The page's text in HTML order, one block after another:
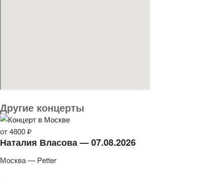
Другие концерты
от 4800 ₽
Наталия Власова — 07.08.2026
Москва — Petter